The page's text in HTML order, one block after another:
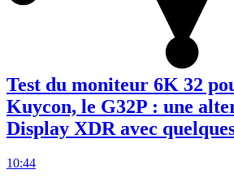
Test du moniteur 6K 32
Kuycon, le G32P : une
Display XDR avec
10:44